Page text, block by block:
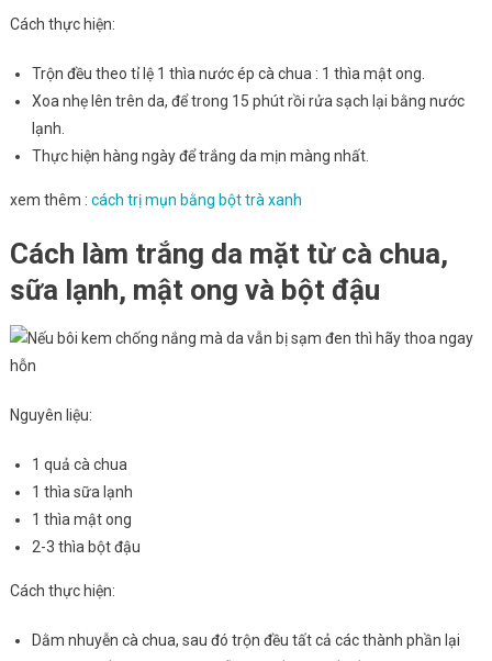
Cách thực hiện:
Trộn đều theo tỉ lệ 1 thìa nước ép cà chua : 1 thìa mật ong.
Xoa nhẹ lên trên da, để trong 15 phút rồi rửa sạch lại bằng nước
lạnh.
Thực hiện hàng ngày để trắng da mịn màng nhất.
xem thêm : cách trị mụn bằng bột trà xanh
Cách làm trắng da mặt từ cà chua,
sữa lạnh, mật ong và bột đậu
Nguyên liệu:
1 quả cà chua
1 thìa sữa lạnh
1 thìa mật ong
2-3 thìa bột đậu
Cách thực hiện:
Dằm nhuyễn cà chua, sau đó trộn đều tất cả các thành phần lại